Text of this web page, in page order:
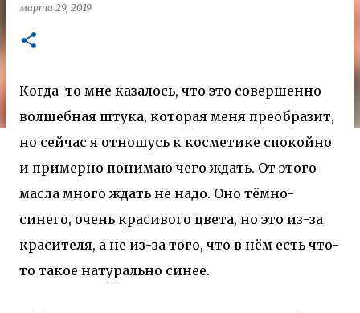
марта 29, 2019
Когда-то мне казалось, что это совершенно
волшебная штука, которая меня преобразит,
но сейчас я отношусь к косметике спокойно
и примерно понимаю чего ждать. От этого
масла много ждать не надо. Оно тёмно-
синего, очень красивого цвета, но это из-за
красителя, а не из-за того, что в нём есть что-
то такое натурально синее.